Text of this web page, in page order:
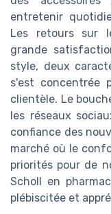
entretenir
Les retours sur
grande
style, deux
s'est concentrée
clientèle. Le
les réseaux
confiance des
marché où le
priorités pour de
Scholl en
plébiscitée et